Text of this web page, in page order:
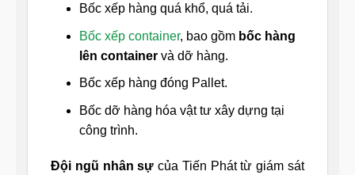
Bốc xếp hàng quá khổ, quá tải.
Bốc xếp container, bao gồm bốc hàng
lên containervà dỡ hàng.
Bốc xếp hàng đóng Pallet.
Bốc dỡ hàng hóa vật tư xây dựng tại
công trình.
Đội ngũ nhân sự của Tiến Phát từ giám sát